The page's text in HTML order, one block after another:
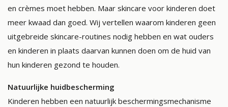
en crèmes moet hebben. Maar skincare voor kinderen doet
meer kwaad dan goed. Wij vertellen waarom kinderen geen
uitgebreide skincare-routines nodig hebben en wat ouders
en kinderen in plaats daarvan kunnen doen om de huid van
hun kinderen gezond te houden.
Natuurlijke huidbescherming
Kinderen hebben een natuurlijk beschermingsmechanisme